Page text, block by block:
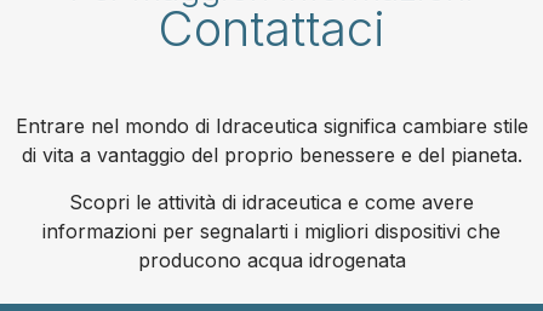
Contattaci
Entrare nel mondo di Idraceutica significa cambiare stile
di vita a vantaggio del proprio benessere e del pianeta.
Scopri le attività di idraceutica e come avere
informazioni per segnalarti i migliori dispositivi che
producono acqua idrogenata